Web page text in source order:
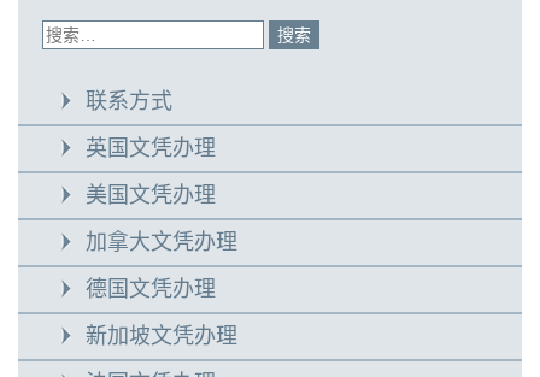
联系方式
英国文凭办理
美国文凭办理
加拿大文凭办理
德国文凭办理
新加坡文凭办理